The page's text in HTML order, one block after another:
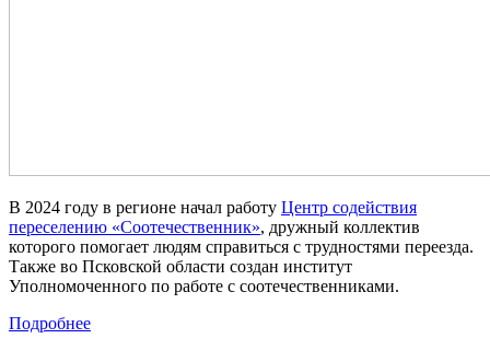
В 2024 году в регионе начал работу Центр содействия
переселению «Соотечественник», дружный коллектив
которого помогает людям справиться с трудностями переезда.
Также во Псковской области создан институт
Уполномоченного по работе с соотечественниками.
Подробнее